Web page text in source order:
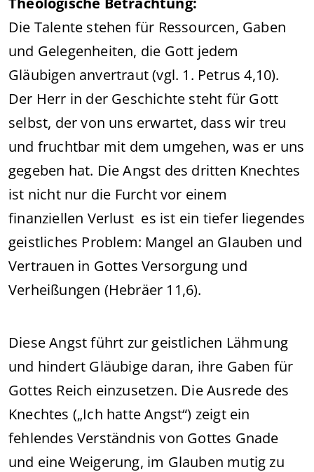
Die Talente stehen für Ressourcen, Gaben
und Gelegenheiten, die Gott jedem
Gläubigen anvertraut (vgl. 1. Petrus 4,10).
Der Herr in der Geschichte steht für Gott
selbst, der von uns erwartet, dass wir treu
und fruchtbar mit dem umgehen, was er uns
gegeben hat. Die Angst des dritten Knechtes
ist nicht nur die Furcht vor einem
finanziellen Verlust es ist ein tiefer liegendes
geistliches Problem: Mangel an Glauben und
Vertrauen in Gottes Versorgung und
Verheißungen (Hebräer 11,6).
Diese Angst führt zur geistlichen Lähmung
und hindert Gläubige daran, ihre Gaben für
Gottes Reich einzusetzen. Die Ausrede des
Knechtes („Ich hatte Angst“) zeigt ein
fehlendes Verständnis von Gottes Gnade
und eine Weigerung, im Glauben mutig zu